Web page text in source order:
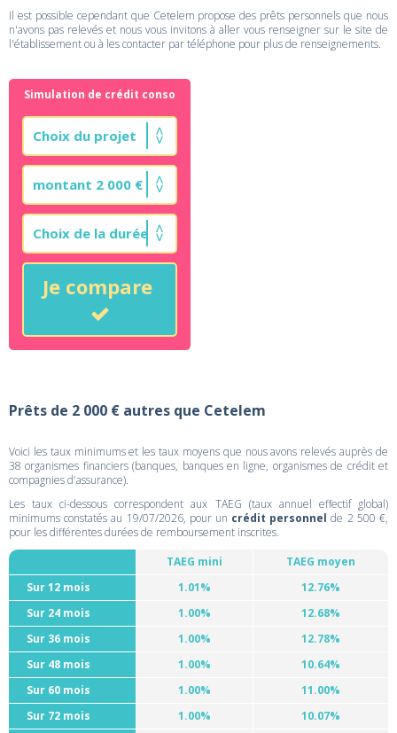
Il est possible cependant que Cetelem propose des prêts personnels que nous
n'avons pas relevés et nous vous invitons à aller vous renseigner sur le site de
l'établissement ou à les contacter par téléphone pour plus de renseignements.
Simulation de crédit conso
Je compare
Prêts de 2 000 € autres que Cetelem
Voici les taux minimums et les taux moyens que nous avons relevés auprès de
38 organismes financiers (banques, banques en ligne, organismes de crédit et
compagnies d'assurance).
Les taux ci-dessous correspondent aux TAEG (taux annuel effectif global)
minimums constatés au 19/07/2026, pour un crédit personnel de 2 500 €,
pour les différentes durées de remboursement inscrites.
TAEG mini
TAEG moyen
Sur 12 mois
1.01%
12.76%
Sur 24 mois
1.00%
12.68%
Sur 36 mois
1.00%
12.78%
Sur 48 mois
1.00%
10.64%
Sur 60 mois
1.00%
11.00%
Sur 72 mois
1.00%
10.07%